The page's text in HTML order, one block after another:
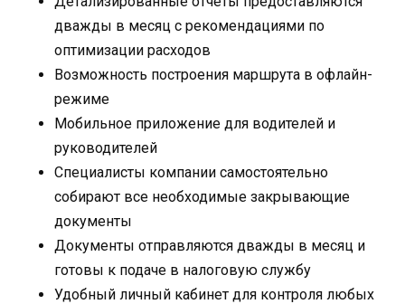
дважды в месяц с рекомендациями по
оптимизации расходов
Возможность построения маршрута в офлайн-
режиме
Мобильное приложение для водителей и
руководителей
Специалисты компании самостоятельно
собирают все необходимые закрывающие
документы
Документы отправляются дважды в месяц и
готовы к подаче в налоговую службу
Удобный личный кабинет для контроля любых